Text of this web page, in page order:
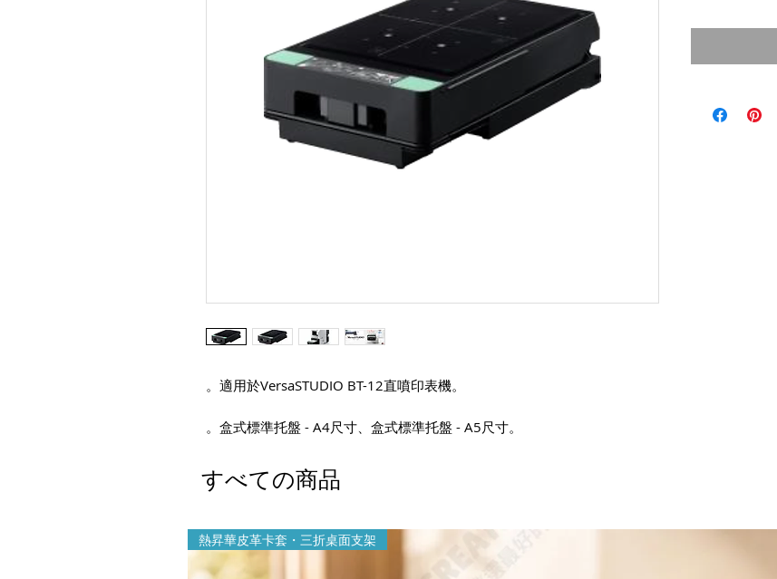
。適用於VersaSTUDIO BT-12直噴印表機。
。盒式標準托盤 - A4尺寸、盒式標準托盤 - A5尺寸。
すべての商品
熱昇華皮革卡套・三折桌面支架